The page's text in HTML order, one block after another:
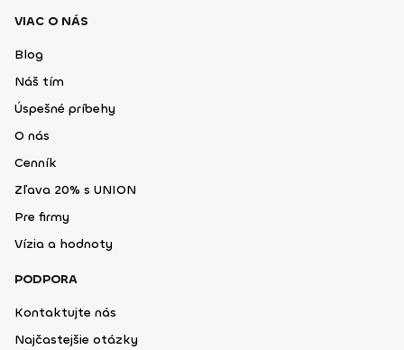
VIAC O NÁS
Blog
Náš tím
Úspešné príbehy
O nás
Cenník
Zľava 20% s UNION
Pre firmy
Vízia a hodnoty
PODPORA
Kontaktujte nás
Najčastejšie otázky